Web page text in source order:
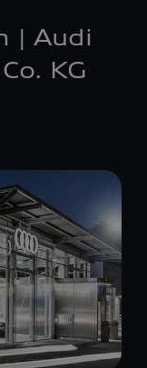
| Audi
KG